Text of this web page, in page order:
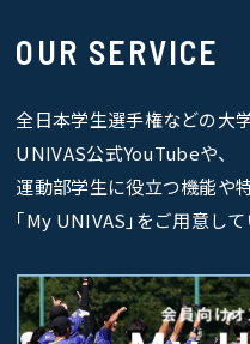
OUR SERVICE
全日本学生選手権などの大
UNIVAS公式YouTubeや、
運動部学生に役立つ機能や
｢My UNIVAS｣をご用意して